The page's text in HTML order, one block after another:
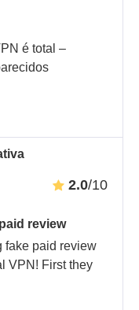
é total –
2.0/10
review
fake paid review
VPN! First they